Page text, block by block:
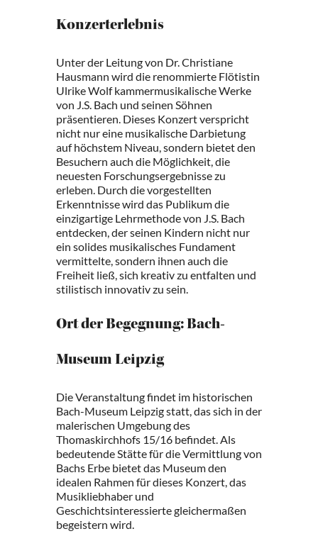
Konzerterlebnis
Unter der Leitung von Dr. Christiane
Hausmann wird die renommierte Flötistin
Ulrike Wolf kammermusikalische Werke
von J.S. Bach und seinen Söhnen
präsentieren. Dieses Konzert verspricht
nicht nur eine musikalische Darbietung
auf höchstem Niveau, sondern bietet den
Besuchern auch die Möglichkeit, die
neuesten Forschungsergebnisse zu
erleben. Durch die vorgestellten
Erkenntnisse wird das Publikum die
einzigartige Lehrmethode von J.S. Bach
entdecken, der seinen Kindern nicht nur
ein solides musikalisches Fundament
vermittelte, sondern ihnen auch die
Freiheit ließ, sich kreativ zu entfalten und
stilistisch innovativ zu sein.
Ort der Begegnung: Bach-
Museum Leipzig
Die Veranstaltung findet im historischen
Bach-Museum Leipzig statt, das sich in der
malerischen Umgebung des
Thomaskirchhofs 15/16 befindet. Als
bedeutende Stätte für die Vermittlung von
Bachs Erbe bietet das Museum den
idealen Rahmen für dieses Konzert, das
Musikliebhaber und
Geschichtsinteressierte gleichermaßen
begeistern wird.